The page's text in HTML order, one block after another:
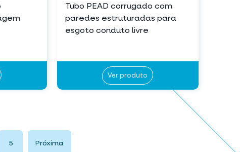
Tubo PEAD corrugado com
paredes estruturadas para
esgoto conduto livre
Ver produto
5 Próxima